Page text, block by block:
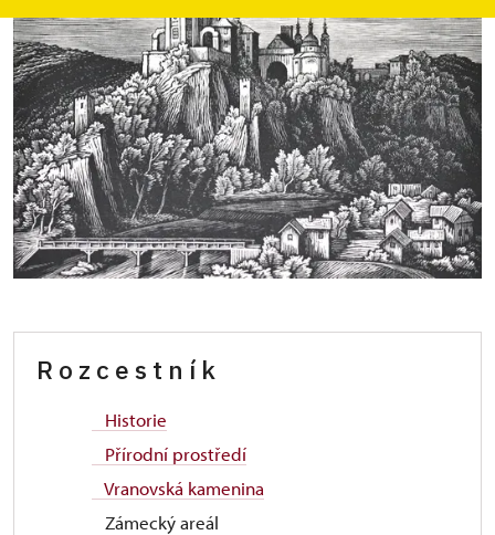
R o z c e s t n í k
Historie
Přírodní prostředí
Vranovská kamenina
Zámecký areál